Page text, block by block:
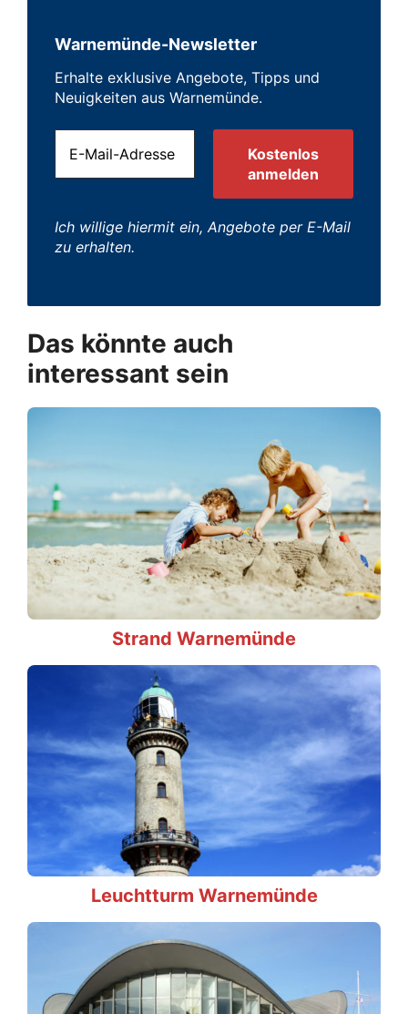
Warnemünde-Newsletter
Erhalte exklusive Angebote, Tipps und
Neuigkeiten aus Warnemünde.
Ich willige hiermit ein, Angebote per E-Mail
zu erhalten.
Das könnte auch
interessant sein
Strand Warnemünde
Leuchtturm Warnemünde